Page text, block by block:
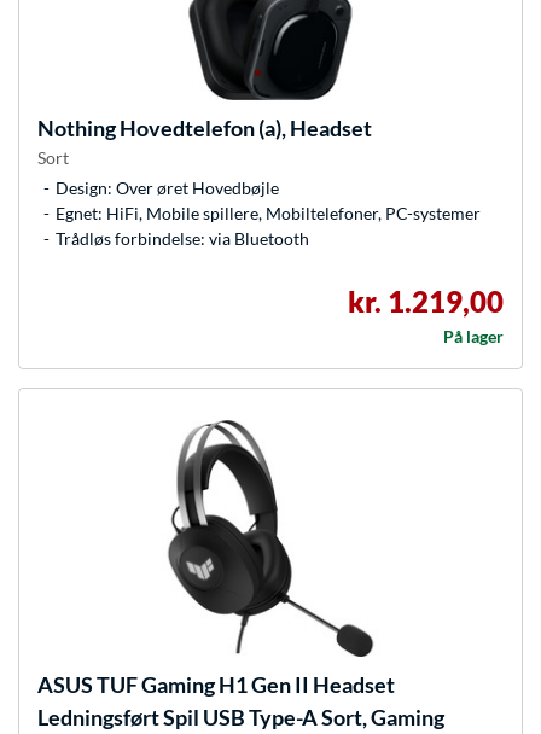
NothingHovedtelefon (a), Headset
Sort
Design: Over øret Hovedbøjle
Egnet: HiFi, Mobile spillere, Mobiltelefoner, PC-systemer
Trådløs forbindelse: via Bluetooth
kr. 1.219,00
På lager
ASUSTUF Gaming H1 Gen II Headset
Ledningsført Spil USB Type-A Sort, Gaming